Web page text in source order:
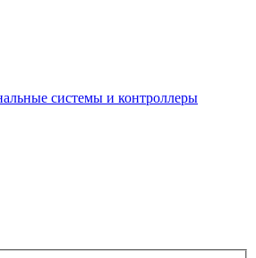
системы и контроллеры